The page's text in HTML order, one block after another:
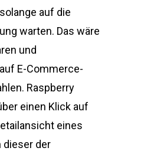
auf die
warten. Das wäre
und
E-Commerce-
Raspberry
einen Klick auf
eines
dieser der